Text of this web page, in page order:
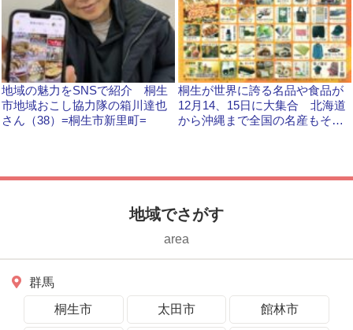
地域の魅力をSNSで紹介 桐生
市地域おこし協力隊の箱川達也
さん（38）=桐生市新里町=
桐生が世界に誇る名品や食品が
12月14、15日に大集合 北海道
から沖縄まで全国の名産もそろ
地域でさがす
area
群馬
桐生市
太田市 館林市